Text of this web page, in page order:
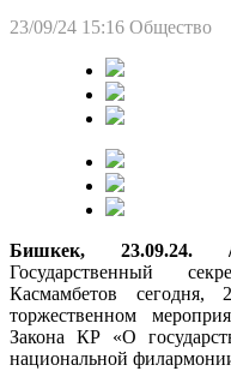
23/09/24 15:16 Общество
Бишкек, 23.09.24. /
Государственный
Касмамбетов сегодня,
торжественном
Закона КР «О
национальной